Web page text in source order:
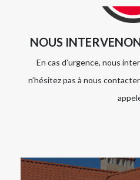
NOUS
En cas d’urgence, nous
n’hésitez pas à nous